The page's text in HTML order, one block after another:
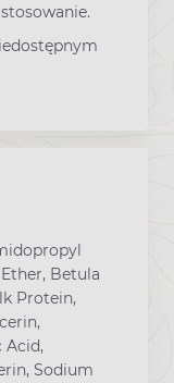
Betula
Protein,
Acid,
Sodium